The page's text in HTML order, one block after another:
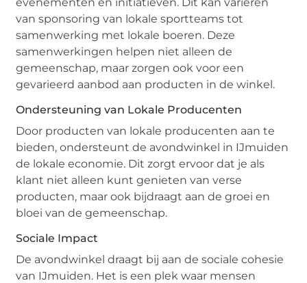
van sponsoring van lokale sportteams tot
samenwerking met lokale boeren. Deze
samenwerkingen helpen niet alleen de
gemeenschap, maar zorgen ook voor een
gevarieerd aanbod aan producten in de winkel.
Ondersteuning van Lokale Producenten
Door producten van lokale producenten aan te
bieden, ondersteunt de avondwinkel in IJmuiden
de lokale economie. Dit zorgt ervoor dat je als
klant niet alleen kunt genieten van verse
producten, maar ook bijdraagt aan de groei en
bloei van de gemeenschap.
Sociale Impact
De avondwinkel draagt bij aan de sociale cohesie
van IJmuiden. Het is een plek waar mensen